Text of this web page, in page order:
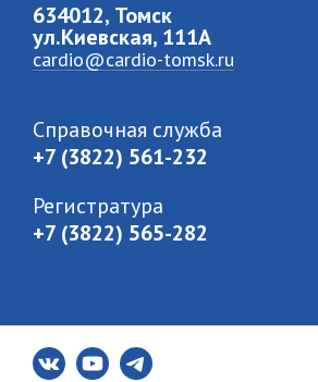
634012, Томск
ул.Киевская, 111A
cardio@cardio-tomsk.ru
Справочная служба
+7 (3822) 561-232
Регистратура
+7 (3822) 565-282